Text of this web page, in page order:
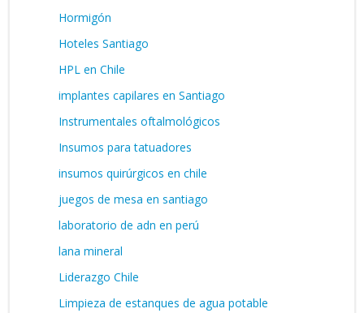
Hormigón
Hoteles Santiago
HPL en Chile
implantes capilares en Santiago
Instrumentales oftalmológicos
Insumos para tatuadores
insumos quirúrgicos en chile
juegos de mesa en santiago
laboratorio de adn en perú
lana mineral
Liderazgo Chile
Limpieza de estanques de agua potable